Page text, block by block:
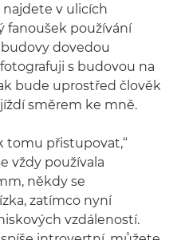
v ulicích
fanoušek používání
dovedou
s budovou na
bude uprostřed člověk
směrem ke mně.
tomu přistupovat,“
vždy používala
někdy se
zatímco nyní
vzdáleností.